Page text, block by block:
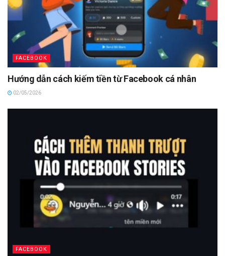
FACEBOOK
Hướng dẫn cách kiếm tiền từ Facebook cá nhân
02/05/2026
FACEBOOK